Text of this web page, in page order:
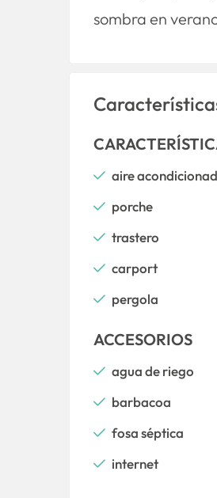
sombra en
aire
porche
trastero
carport
pergola
ACCESORIOS
agua de riego
barbacoa
fosa séptica
internet